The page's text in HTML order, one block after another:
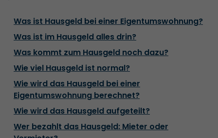
Was ist Hausgeld bei einer Eigentumswohnung?
Was ist im Hausgeld alles drin?
Was kommt zum Hausgeld noch dazu?
Wie viel Hausgeld ist normal?
Wie wird das Hausgeld bei einer
Eigentumswohnung berechnet?
Wie wird das Hausgeld aufgeteilt?
Wer bezahlt das Hausgeld: Mieter oder